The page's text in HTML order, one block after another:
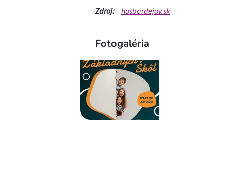
Zdroj: hosbardejov.sk
Fotogaléria